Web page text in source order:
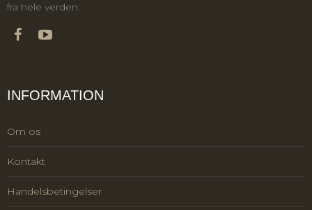
fra hele verden.
INFORMATION
Om os
Kontakt
Handelsbetingelser